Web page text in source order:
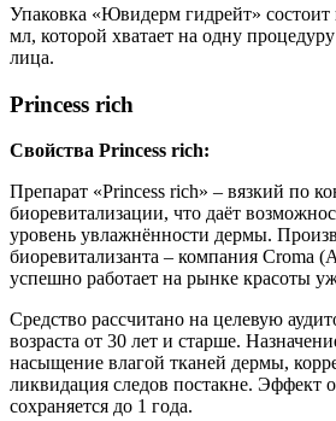
Упаковка «Ювидерм гидрейт»
мл, которой хватает на одну
лица.
Рrincess rich
Свойства Princess rich:
Препарат «Princess rich» – вязкий по
биоревитализации, что даёт
уровень увлажнённости дермы.
биоревитализанта – компания Croma
успешно работает на рынке красоты
Средство рассчитано на целевую
возраста от 30 лет и старше.
насыщение влагой тканей дермы,
ликвидация следов постакне. Эффект
сохраняется до 1 года.